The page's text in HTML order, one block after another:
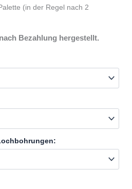
(in der Regel nach 2
Bezahlung hergestellt.